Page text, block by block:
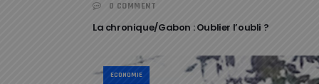
0 COMMENT
La chronique/Gabon : Oublier l’oubli ?
ECONOMIE